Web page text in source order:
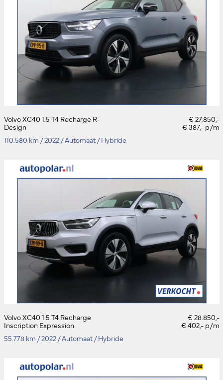
Volvo XC40 1.5 T4 Recharge R-
Design
€ 27.850,-
€ 387,- p/m
110.580 km /2022 /Automaat /Hybride
Volvo XC40 1.5 T4 Recharge
Inscription Expression
€ 28.850,-
€ 402,- p/m
55.778 km /2022 /Automaat /Hybride